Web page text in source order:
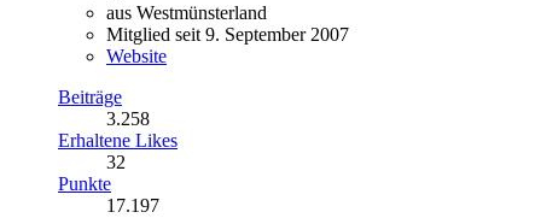
aus Westmünsterland
Mitglied seit 9. September 2007
Website
Beiträge
3.258
Erhaltene Likes
32
Punkte
17.197